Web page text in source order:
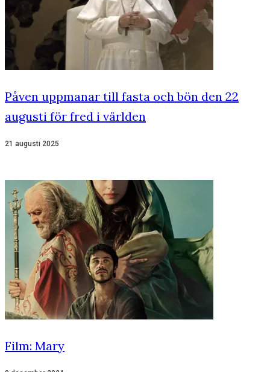
Påven uppmanar till fasta och bön den 22
augusti för fred i världen
21 augusti 2025
Film: Mary